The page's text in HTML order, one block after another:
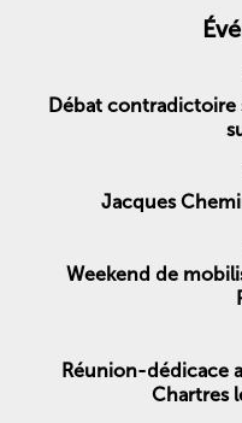
Débat contradictoire sur la transition énergétique
Jacques
Weekend de mobilisation - AG de Solidarité &
Réunion-dédicace avec Jacques Cheminade à
Chartres